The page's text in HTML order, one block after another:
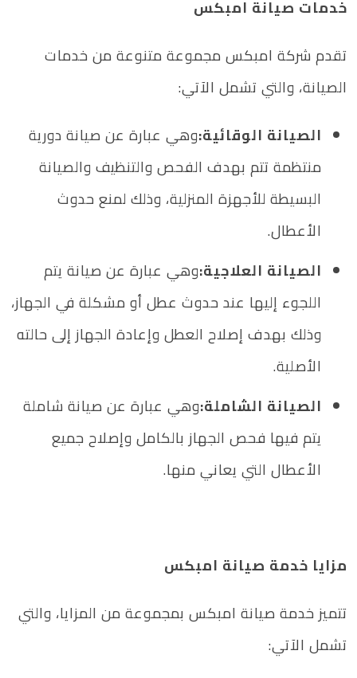
خدمات صيانة امبكس
تقدم شركة امبكس مجموعة متنوعة من خدمات
الصيانة، والتي تشمل الآتي:
الصيانة الوقائية:وهي عبارة عن صيانة دورية
منتظمة تتم بهدف الفحص والتنظيف والصيانة
البسيطة للأجهزة المنزلية، وذلك لمنع حدوث
الأعطال.
الصيانة العلاجية:وهي عبارة عن صيانة يتم
اللجوء إليها عند حدوث عطل أو مشكلة في الجهاز،
وذلك بهدف إصلاح العطل وإعادة الجهاز إلى حالته
الأصلية.
الصيانة الشاملة:وهي عبارة عن صيانة شاملة
يتم فيها فحص الجهاز بالكامل وإصلاح جميع
الأعطال التي يعاني منها.
مزايا خدمة صيانة امبكس
تتميز خدمة صيانة امبكس بمجموعة من المزايا، والتي
تشمل الآتي: